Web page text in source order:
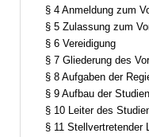
§ 4 Anmeldung zum
§ 5 Zulassung zum
§ 6 Vereidigung
§ 7 Gliederung des
§ 8 Aufgaben der
§ 9 Aufbau der
§ 10 Leiter des
§ 11 Stellvertretender